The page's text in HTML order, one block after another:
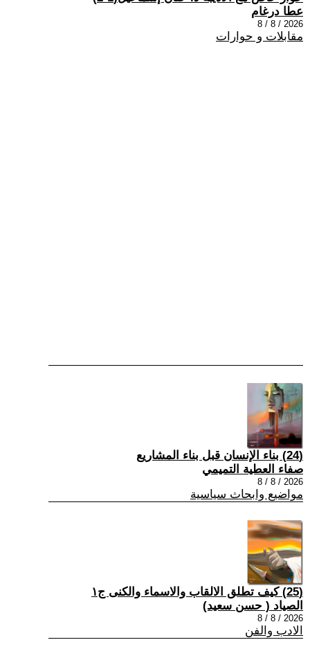
عطا درغام
2026 / 8 / 8
مقابلات و حوارات
(24) بناء الإنسان قبل بناء المشاريع
صفاء العطية التميمي
2026 / 8 / 8
مواضيع وابحاث سياسية
(25) كيف تطلق الالقاب والاسماء والكنى ج١
الصياد ‏( حسن سعيد‏)
2026 / 8 / 8
الادب والفن